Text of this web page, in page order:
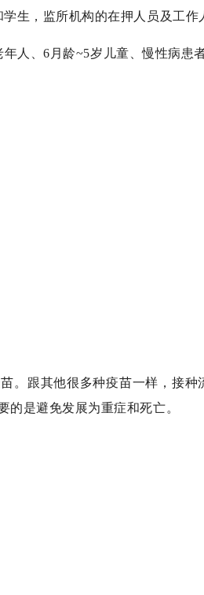
生，监所机构的在押人员及工作
年人、6 月龄~5岁儿童、慢性病患
。跟其他很多种疫苗一样，接
的是避免发展为重症和死亡。